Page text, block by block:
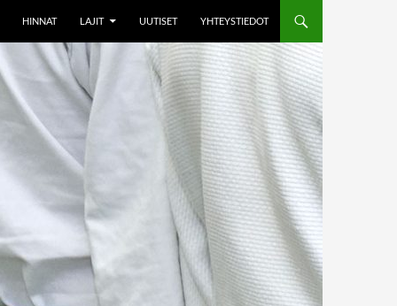
HINNAT LAJIT UUTISET YHTEYSTIEDOT